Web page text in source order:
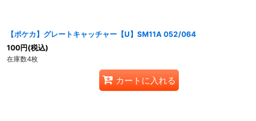
【ポケカ】グレートキャッチャー【U】SM11A 052/064
100円(税込)
在庫数4枚
カートに入れる